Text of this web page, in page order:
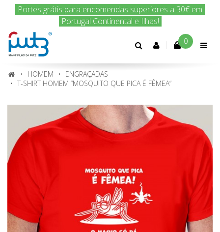
Encomenda hoje e nós enviamos amanhã!
Conta 0
HOMEM
ENGRAÇADAS
T-SHIRT HOMEM “MOSQUITO QUE PICA É FÊMEA”